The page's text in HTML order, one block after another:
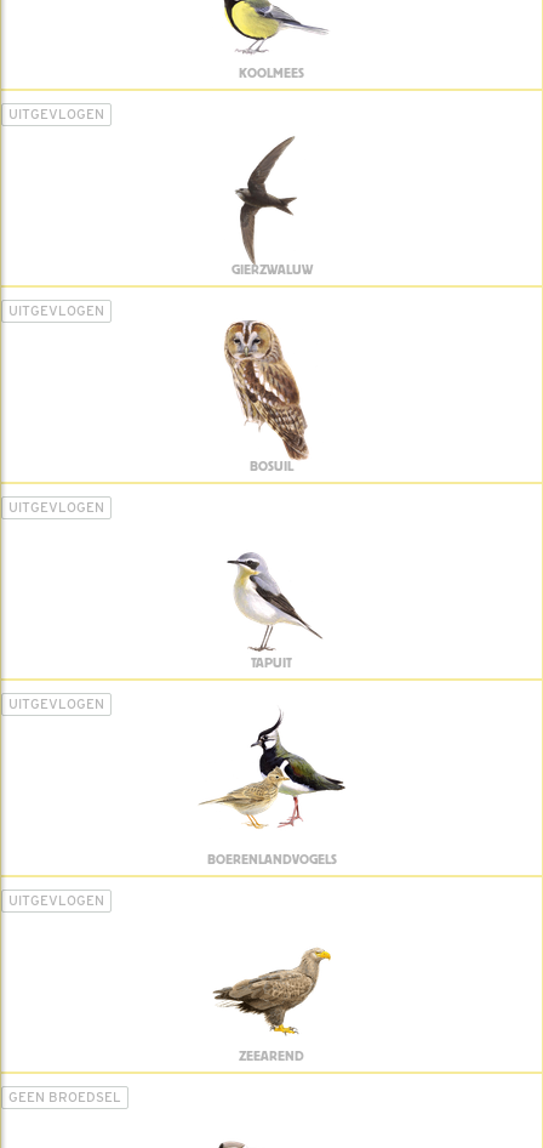
KOOLMEES
UITGEVLOGEN
GIERZWALUW
UITGEVLOGEN
BOSUIL
UITGEVLOGEN
TAPUIT
UITGEVLOGEN
BOERENLANDVOGELS
UITGEVLOGEN
ZEEAREND
GEEN BROEDSEL